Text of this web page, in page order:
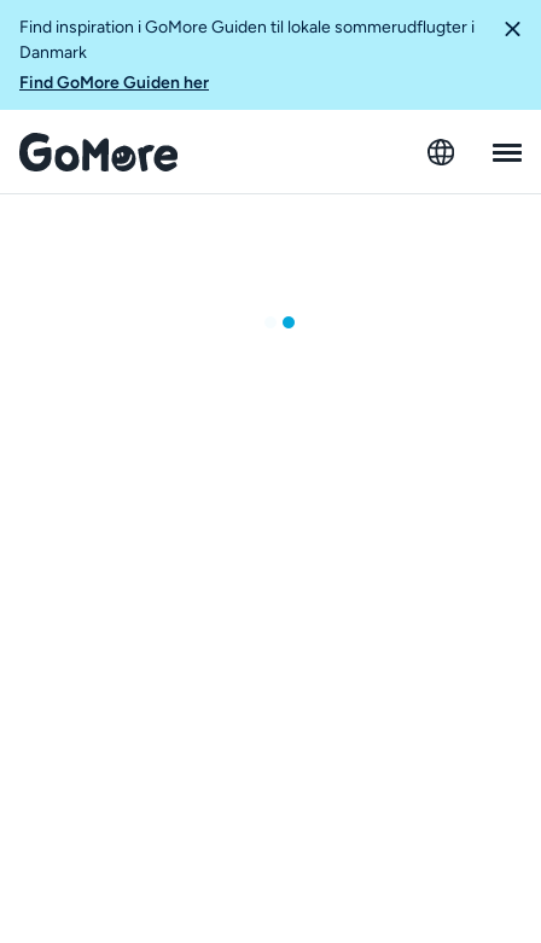
Find inspiration i GoMore Guiden til lokale sommerudflugter i
Danmark
Find GoMore Guiden her